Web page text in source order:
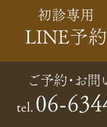
お問い合わせ
診療時間